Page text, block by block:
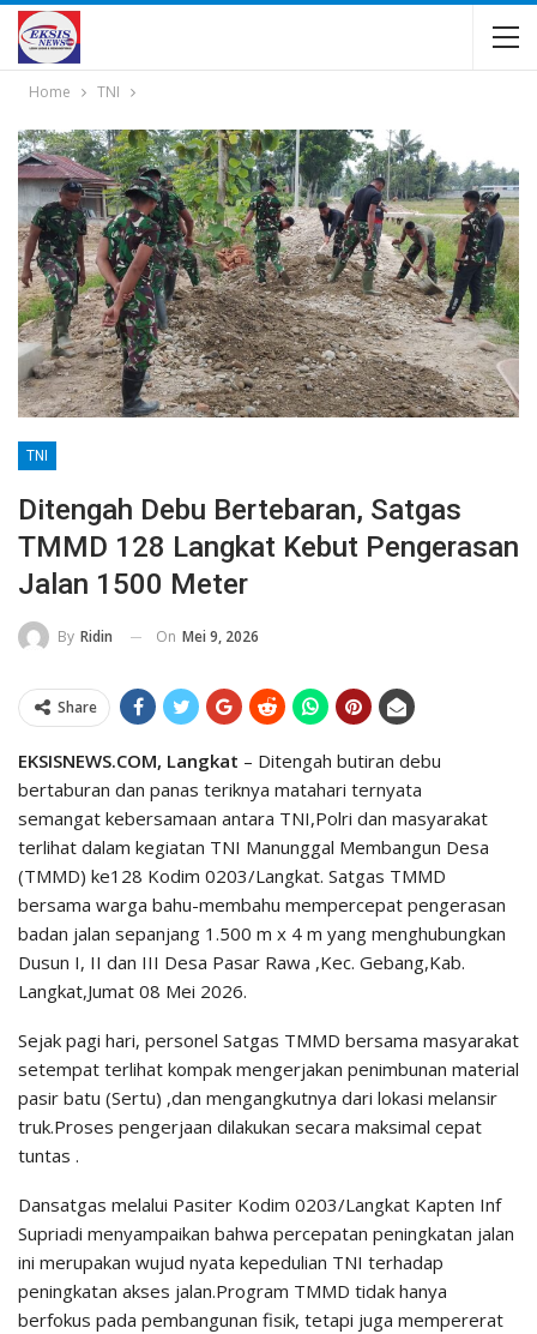
Home TNI
TNI
Ditengah Debu Bertebaran, Satgas
TMMD 128 Langkat Kebut Pengerasan
Jalan 1500 Meter
By Ridin On Mei 9, 2026
Share
EKSISNEWS.COM, Langkat – Ditengah butiran debu
bertaburan dan panas teriknya matahari ternyata
semangat kebersamaan antara TNI,Polri dan masyarakat
terlihat dalam kegiatan TNI Manunggal Membangun Desa
(TMMD) ke128 Kodim 0203/Langkat. Satgas TMMD
bersama warga bahu-membahu mempercepat pengerasan
badan jalan sepanjang 1.500 m x 4 m yang menghubungkan
Dusun I, II dan III Desa Pasar Rawa ,Kec. Gebang,Kab.
Langkat,Jumat 08 Mei 2026.
Sejak pagi hari, personel Satgas TMMD bersama masyarakat
setempat terlihat kompak mengerjakan penimbunan material
pasir batu (Sertu) ,dan mengangkutnya dari lokasi melansir
truk.Proses pengerjaan dilakukan secara maksimal cepat
tuntas .
Dansatgas melalui Pasiter Kodim 0203/Langkat Kapten Inf
Supriadi menyampaikan bahwa percepatan peningkatan jalan
ini merupakan wujud nyata kepedulian TNI terhadap
peningkatan akses jalan.Program TMMD tidak hanya
berfokus pada pembangunan fisik, tetapi juga mempererat